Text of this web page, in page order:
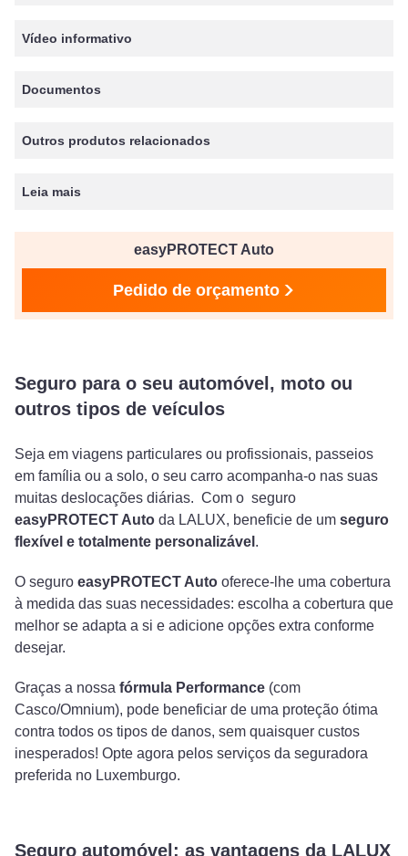
Vídeo informativo
Documentos
Outros produtos relacionados
Leia mais
easyPROTECT Auto
Pedido de orçamento
Seguro para o seu automóvel, moto ou
outros tipos de veículos
Seja em viagens particulares ou profissionais, passeios
em família ou a solo, o seu carro acompanha-o nas suas
muitas deslocações diárias. Com o seguro
easyPROTECT Auto da LALUX, beneficie de um seguro
flexível e totalmente personalizável .
O seguro easyPROTECT Auto oferece-lhe uma cobertura
à medida das suas necessidades: escolha a cobertura que
melhor se adapta a si e adicione opções extra conforme
desejar.
Graças a nossa fórmula Performance (com
Casco/Omnium), pode beneficiar de uma proteção ótima
contra todos os tipos de danos, sem quaisquer custos
inesperados! Opte agora pelos serviços da seguradora
preferida no Luxemburgo.
Seguro automóvel: as vantagens da LALUX